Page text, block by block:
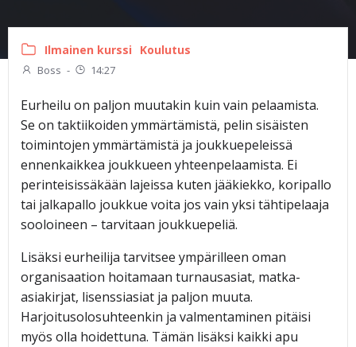
Ilmainen kurssi Koulutus
Boss - 14:27
Eurheilu on paljon muutakin kuin vain pelaamista.
Se on taktiikoiden ymmärtämistä, pelin sisäisten
toimintojen ymmärtämistä ja joukkuepeleissä
ennenkaikkea joukkueen yhteenpelaamista. Ei
perinteisissäkään lajeissa kuten jääkiekko, koripallo
tai jalkapallo joukkue voita jos vain yksi tähtipelaaja
sooloineen – tarvitaan joukkuepeliä.
Lisäksi eurheilija tarvitsee ympärilleen oman
organisaation hoitamaan turnausasiat, matka-
asiakirjat, lisenssiasiat ja paljon muuta.
Harjoitusolosuhteenkin ja valmentaminen pitäisi
myös olla hoidettuna. Tämän lisäksi kaikki apu